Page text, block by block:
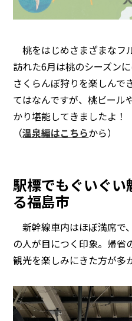
桃をはじめさまざまなフ
訪れた6月は桃のシーズン
さくらんぼ狩りを楽しんで
てはなんですが、桃ビール
かり堪能してきましたよ！
（温泉編はこちらから）
駅標でもぐいぐ
る福島市
新幹線車内はほぼ満席で
の人が目につく印象。帰省
観光を楽しみにきた方が多